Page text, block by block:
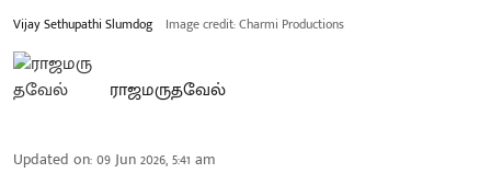
Vijay Sethupathi Slumdog Image credit: Charmi Productions
ராஜமருதவேல்
Updated on:09 Jun 2026, 5:41 am